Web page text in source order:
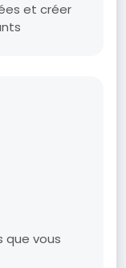
et créer
que vous